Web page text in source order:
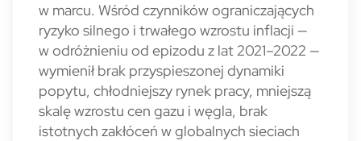
w marcu. Wśród czynników ograniczających
ryzyko silnego i trwałego wzrostu inflacji —
w odróżnieniu od epizodu z lat 2021–2022 —
wymienił brak przyspieszonej dynamiki
popytu, chłodniejszy rynek pracy, mniejszą
skalę wzrostu cen gazu i węgla, brak
istotnych zakłóceń w globalnych sieciach